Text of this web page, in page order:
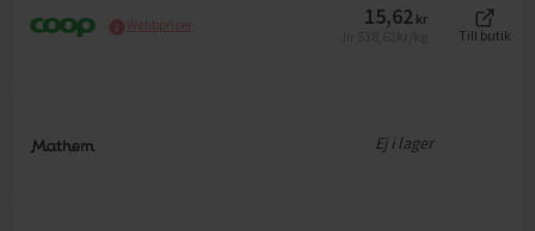
Webbpriser 15,62 kr
Till butik
Ej i lager